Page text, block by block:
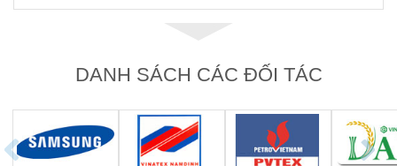
DANH SÁCH CÁC ĐỐI TÁC